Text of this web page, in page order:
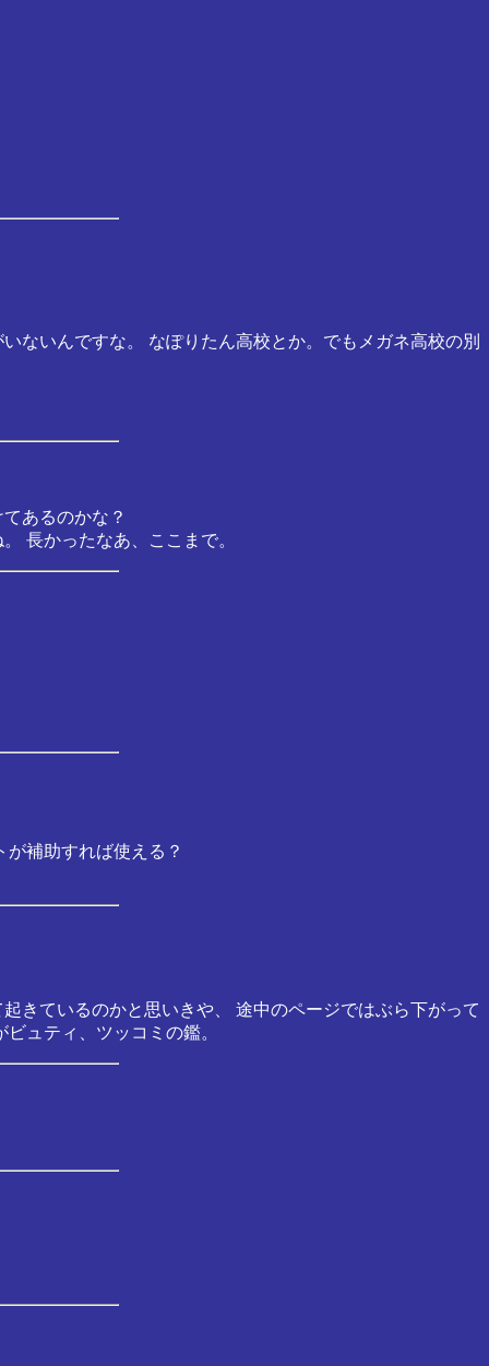
ないんですな。 なぽりたん高校とか。でもメガネ高校の別
あるのかな？
長かったなあ、ここまで。
補助すれば使える？
きているのかと思いきや、 途中のページではぶら下がって
ュティ、ツッコミの鑑。